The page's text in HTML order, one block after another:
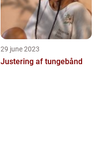
29 june 2023
Justering af tungebånd